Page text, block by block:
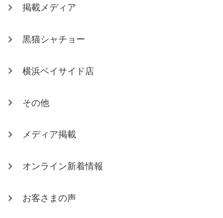
掲載メディア
黒猫シャチョー
横浜ベイサイド店
その他
メディア掲載
オンライン新着情報
お客さまの声